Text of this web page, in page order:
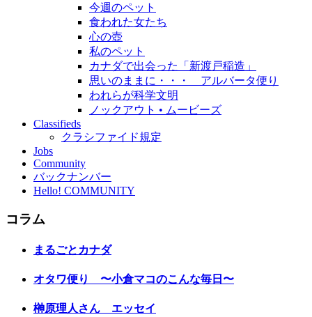
今週のペット
食われた女たち
心の壺
私のペット
カナダで出会った「新渡戸稲造」
思いのままに・・・ アルバータ便り
われらが科学文明
ノックアウト • ムービーズ
Classifieds
クラシファイド規定
Jobs
Community
バックナンバー
Hello! COMMUNITY
コラム
まるごとカナダ
オタワ便り 〜小倉マコのこんな毎日〜
榊原理人さん エッセイ